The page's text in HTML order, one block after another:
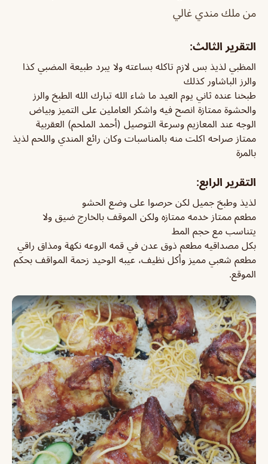
من ملك مندي غالي
التقرير الثالث:
المظبي لذيذ بس لازم تاكله بساعته ولا يبرد طبيعة المضبي كذا
والرز الباشاور كذلك
طبخنا عنده ثاني يوم العيد ما شاء الله تبارك الله الطبخ والرز
والحشوة ممتازة انصح فيه واشكر العاملين على التميز وبياض
الوجه عند المعازيم وسرعة التوصيل (أحمد الملحم) العقربية
ممتاز صراحه اكلت منه بالمناسبات وكان رائع المندي واللحم لذيذ
بالمرة
التقرير الرابع:
لذيذ وطبخ جميل لكن حرصوا على وضع الحشو
مطعم ممتاز خدمه ممتازه ولكن الموقف بالخارج ضيق ولا
يتناسب مع حجم المط
بكل مصداقيه مطعم ذوق عدن في قمه الروعه نكهة ومذاق راقي
مطعم شعبي مميز وأكل نظيف، عيبه الوحيد زحمة المواقف بحكم
الموقع.